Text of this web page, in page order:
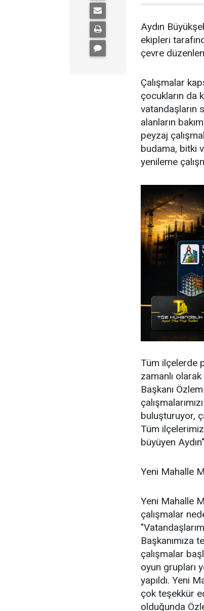
Aydın
ekipleri
çevre
Çalışmalar
çocukların da
vatandaşların
alanların
peyzaj
budama, bitki
yenileme
Tüm ilçelerde
zamanlı
Başkanı
buluşturuyor,
Tüm
büyüyen
Yeni Mahalle
Yeni Mahalle
çalışmalar
Başkanımıza
çalışmalar
oyun grupları
yapıldı. Yeni
çok teşekkür
olduğunda